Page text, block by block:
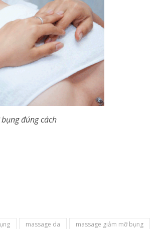
đúng cách
massage da
massage giảm mỡ bụng